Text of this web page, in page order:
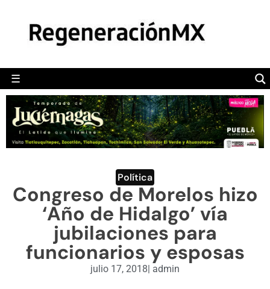
☰
POLÍTICA
CAMALEÓN
OPINIÓN
DEPORTES
ENGLISH SECTION
VIDEOS
Política
Congreso de Morelos hizo
‘Año de Hidalgo’ vía
jubilaciones para
funcionarios y esposas
julio 17, 2018| admin